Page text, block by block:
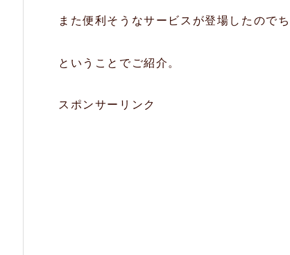
また便利そうなサービスが登場したので
ということでご紹介。
スポンサーリンク